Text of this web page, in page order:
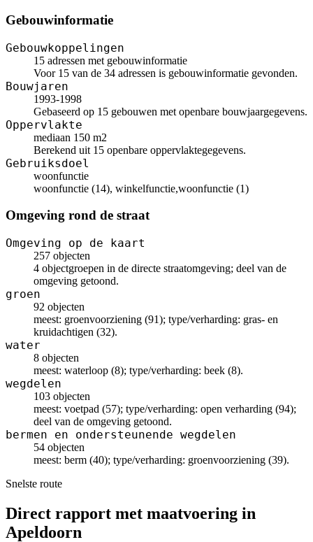
Gebouwinformatie
Gebouwkoppelingen
15 adressen met gebouwinformatie
Voor 15 van de 34 adressen is gebouwinformatie gevonden.
Bouwjaren
1993-1998
Gebaseerd op 15 gebouwen met openbare bouwjaargegevens.
Oppervlakte
mediaan 150 m2
Berekend uit 15 openbare oppervlaktegegevens.
Gebruiksdoel
woonfunctie
woonfunctie (14), winkelfunctie,woonfunctie (1)
Omgeving rond de straat
Omgeving op de kaart
257 objecten
4 objectgroepen in de directe straatomgeving; deel van de
omgeving getoond.
groen
92 objecten
meest: groenvoorziening (91); type/verharding: gras- en
kruidachtigen (32).
water
8 objecten
meest: waterloop (8); type/verharding: beek (8).
wegdelen
103 objecten
meest: voetpad (57); type/verharding: open verharding (94);
deel van de omgeving getoond.
bermen en ondersteunende wegdelen
54 objecten
meest: berm (40); type/verharding: groenvoorziening (39).
Snelste route
Direct rapport met maatvoering in
Apeldoorn